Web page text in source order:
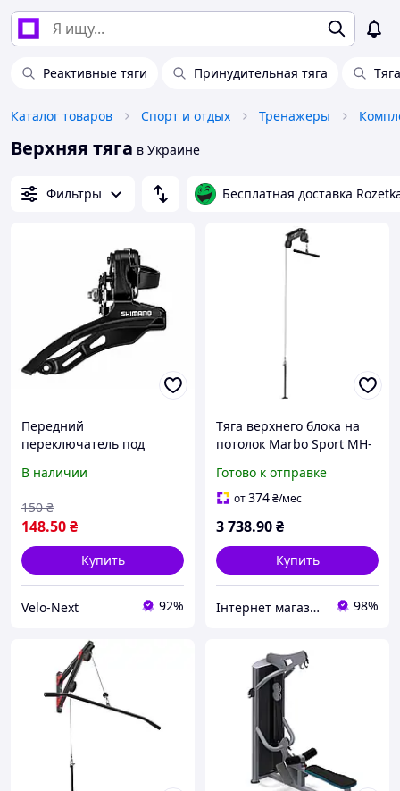
Реактивные тяги Принудительная тяга
Каталог товаров Спорт и отдых Тренажеры
Верхняя тяга в Украине
Фильтры Бесплатная доставка
Передний
переключатель под
велосипедная перекидка
В наличии
148.50₴
150 ₴
Купить
Velo-Next 92%
Тяга верхнего блока на
потолок Marbo Sport MH-
Готово к отправке
от374₴/мес
3 738.90₴
Купить
Інтернет магазин СпортТочка 98%